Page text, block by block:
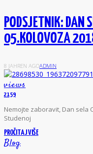
PODSJETNIK: DAN
05.KOLOVOZA
8 JAHREN AGOADMIN
views
2159
Nemojte zaboravit, Dan sela
Studenoj
PROČITAJ VIŠE
Blog